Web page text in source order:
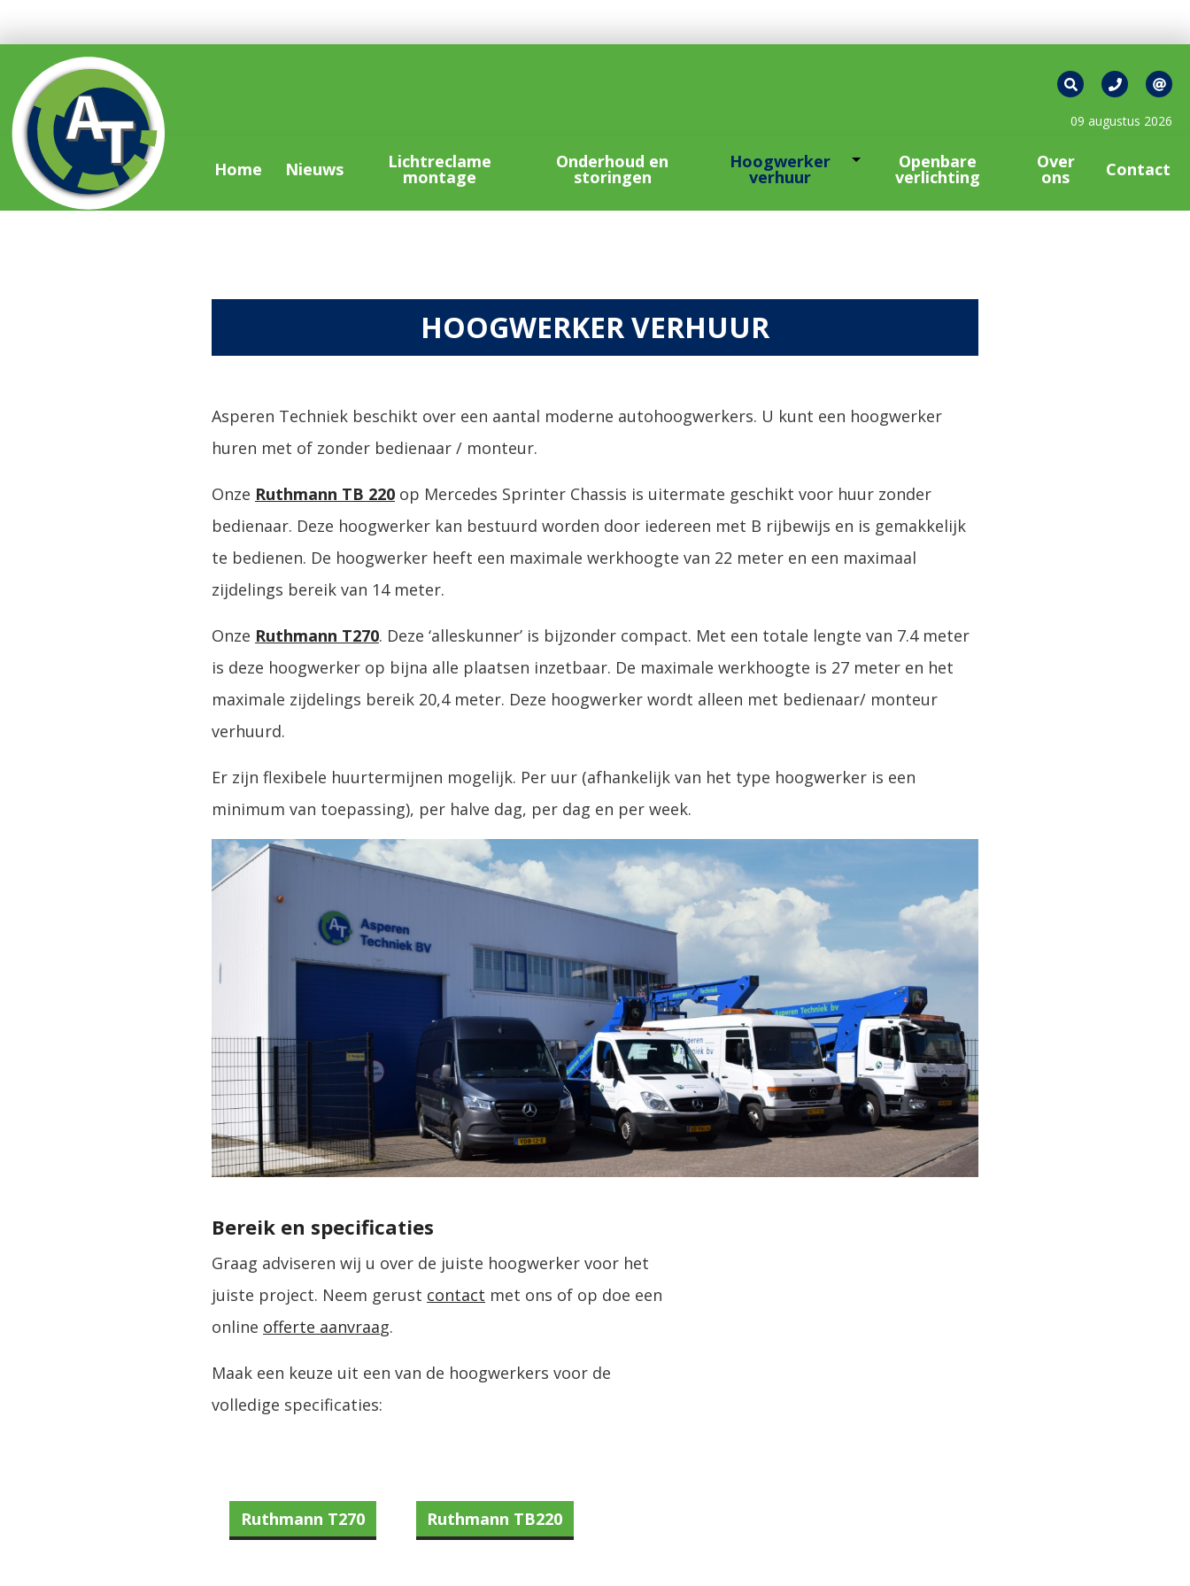
09 augustus 2026
Home Nieuws Lichtreclame
montage
Onderhoud en
storingen
Hoogwerker
verhuur
Openbare
verlichting
Over
ons Contact
HOOGWERKER VERHUUR
Asperen Techniek beschikt over een aantal moderne autohoogwerkers. U kunt een hoogwerker
huren met of zonder bedienaar / monteur.
Onze Ruthmann TB 220 op Mercedes Sprinter Chassis is uitermate geschikt voor huur zonder
bedienaar. Deze hoogwerker kan bestuurd worden door iedereen met B rijbewijs en is gemakkelijk
te bedienen. De hoogwerker heeft een maximale werkhoogte van 22 meter en een maximaal
zijdelings bereik van 14 meter.
Onze Ruthmann T270. Deze ‘alleskunner’ is bijzonder compact. Met een totale lengte van 7.4 meter
is deze hoogwerker op bijna alle plaatsen inzetbaar. De maximale werkhoogte is 27 meter en het
maximale zijdelings bereik 20,4 meter. Deze hoogwerker wordt alleen met bedienaar/ monteur
verhuurd.
Er zijn flexibele huurtermijnen mogelijk. Per uur (afhankelijk van het type hoogwerker is een
minimum van toepassing), per halve dag, per dag en per week.
Bereik en specificaties
Graag adviseren wij u over de juiste hoogwerker voor het
juiste project. Neem gerust contact met ons of op doe een
online offerte aanvraag.
Maak een keuze uit een van de hoogwerkers voor de
volledige specificaties:
Ruthmann T270 Ruthmann TB220